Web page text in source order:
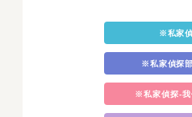
※私家
※私家偵探
※私家偵探-我